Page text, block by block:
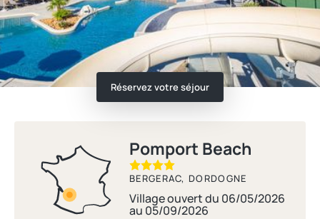
Réservez votre séjour
Pomport Beach
BERGERAC, DORDOGNE
Village ouvert du 06/05/2026
au 05/09/2026